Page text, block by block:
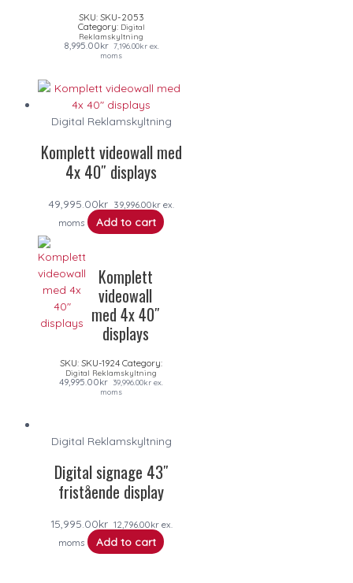
SKU: SKU-2053
Category: Digital
Reklamskyltning
8,995.00kr 7,196.00krex.
moms
Digital Reklamskyltning
Komplett videowall med
4x 40″ displays
49,995.00kr 39,996.00kr ex.
moms
Add to cart
Komplett
videowall
med 4x 40″
displays
SKU: SKU-1924 Category:
Digital Reklamskyltning
49,995.00kr 39,996.00kr ex.
moms
Digital Reklamskyltning
Digital signage 43″
fristående display
15,995.00kr 12,796.00krex.
moms
Add to cart